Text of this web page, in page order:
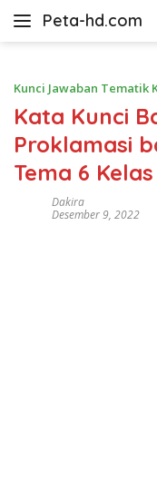
Peta-hd.com
Kumpulan
HD
Kunci Jawaban Tematik
Kata Kunci
Proklamasi
Tema 6
Dakira
Desember 9, 2022